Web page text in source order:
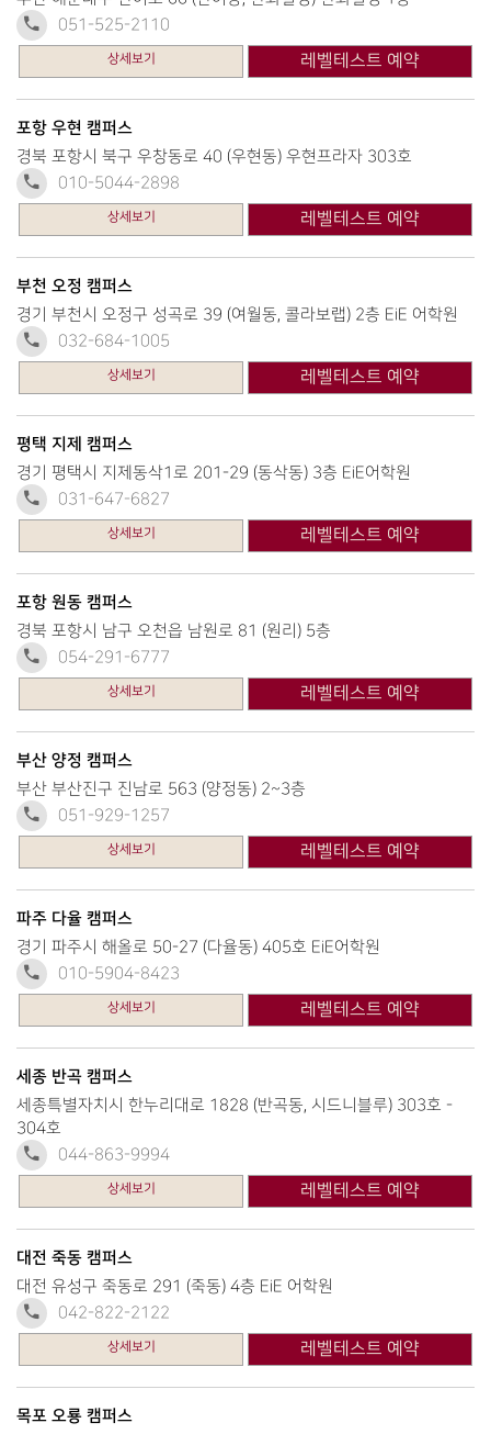
051-525-2110
상세보기 레벨테스트 예약
포항 우현 캠퍼스
경북 포항시 북구 우창동로 40 (우현동) 우현프라자 303호
010-5044-2898
상세보기 레벨테스트 예약
부천 오정 캠퍼스
경기 부천시 오정구 성곡로 39 (여월동, 콜라보랩) 2층 EiE 어학원
032-684-1005
상세보기 레벨테스트 예약
평택 지제 캠퍼스
경기 평택시 지제동삭1로 201-29 (동삭동) 3층 EiE어학원
031-647-6827
상세보기 레벨테스트 예약
포항 원동 캠퍼스
경북 포항시 남구 오천읍 남원로 81 (원리) 5층
054-291-6777
상세보기 레벨테스트 예약
부산 양정 캠퍼스
부산 부산진구 진남로 563 (양정동) 2~3층
051-929-1257
상세보기 레벨테스트 예약
파주 다율 캠퍼스
경기 파주시 해올로 50-27 (다율동) 405호 EiE어학원
010-5904-8423
상세보기 레벨테스트 예약
세종 반곡 캠퍼스
세종특별자치시 한누리대로 1828 (반곡동, 시드니블루) 303호 -
304호
044-863-9994
상세보기 레벨테스트 예약
대전 죽동 캠퍼스
대전 유성구 죽동로 291 (죽동) 4층 EiE 어학원
042-822-2122
상세보기 레벨테스트 예약
목포 오룡 캠퍼스